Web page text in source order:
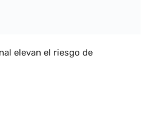
elevan el riesgo de